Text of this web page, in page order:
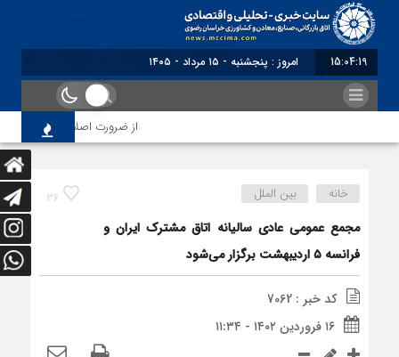
15:04:19 برابر با : Thursday - 6 August - 2026
از ضرورت اصلاح رویه‌های
36 خانه بین الملل
مجمع عمومی عادی سالیانه اتاق مشترک ایران و
فرانسه ۵ اردیبهشت برگزار می‌شود
کد خبر : 7062
۱۶ فروردین ۱۴۰۲ - ۱۱:۳۴